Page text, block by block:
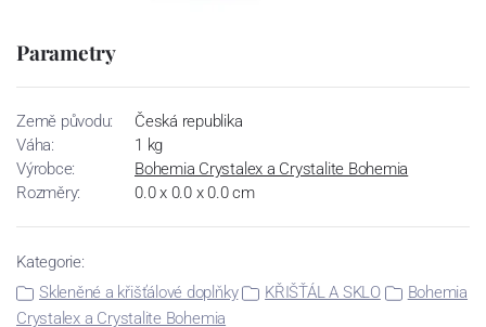
Parametry
Země původu:
Česká republika
Váha:
1 kg
Výrobce:
Bohemia Crystalex a Crystalite Bohemia
Rozměry:
0.0 x 0.0 x 0.0 cm
Kategorie:
Skleněné a křišťálové doplňky
KŘIŠŤÁL A SKLO
Bohemia
Crystalex a Crystalite Bohemia